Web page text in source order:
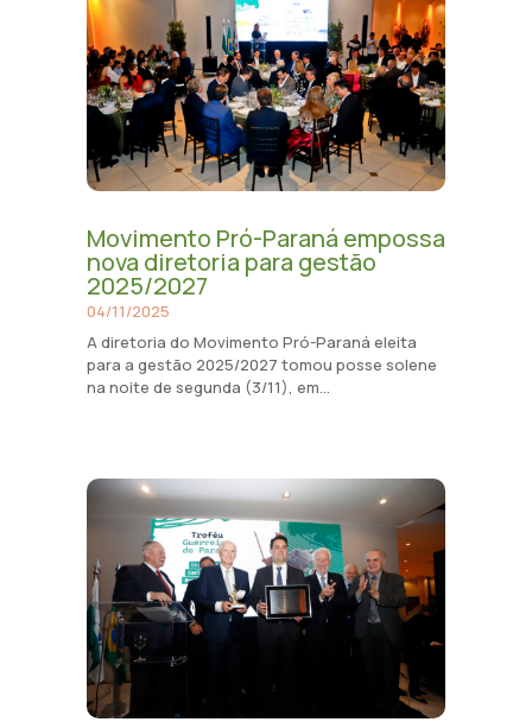
Movimento Pró-Paraná empossa
nova diretoria para gestão
2025/2027
04/11/2025
A diretoria do Movimento Pró-Paraná eleita
para a gestão 2025/2027 tomou posse solene
na noite de segunda (3/11), em...